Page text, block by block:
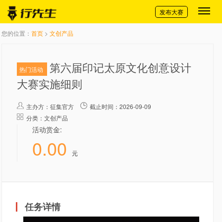
切换导航
发布大赛
您的位置： 首页 > 文创产品
热门活动
第六届印记太原文化创意设计
大赛实施细则
主办方： 征集官方
截止时间：2026-09-09
分类：文创产品
活动赏金:
0.00 元
任务详情